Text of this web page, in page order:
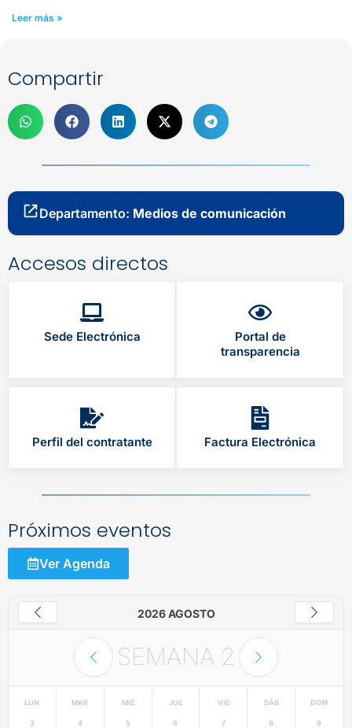
Leer más »
Compartir
Departamento: Medios de comunicación
Accesos directos
Sede Electrónica
Portal de
transparencia
Perfil del contratante Factura Electrónica
Próximos eventos
Ver Agenda
2026 AGOSTO
SEMANA 2
LUN
3
MAR
4
MIÉ
5
JUE
6
VIE
7
SÁB
8
DOM
9